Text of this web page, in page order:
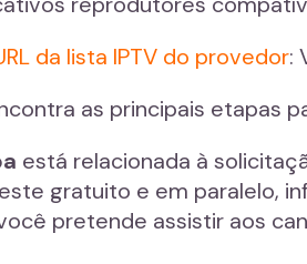
da lista IPTV do provedor:
as principais etapas
está relacionada à
gratuito e em paralelo,
pretende assistir aos